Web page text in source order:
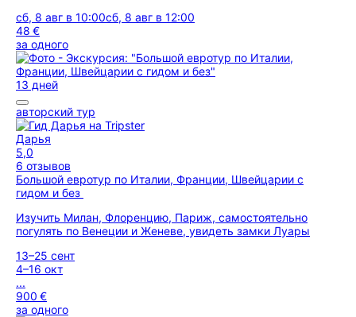
сб, 8 авг в 10:00сб, 8 авг в 12:00
48 €
за одного
13 дней
авторский тур
Дарья
5,0
6 отзывов
Большой евротур по Италии, Франции, Швейцарии с
гидом и без
Изучить Милан, Флоренцию, Париж, самостоятельно
погулять по Венеции и Женеве, увидеть замки Луары
13–25 сент
4–16 окт
...
900 €
за одного